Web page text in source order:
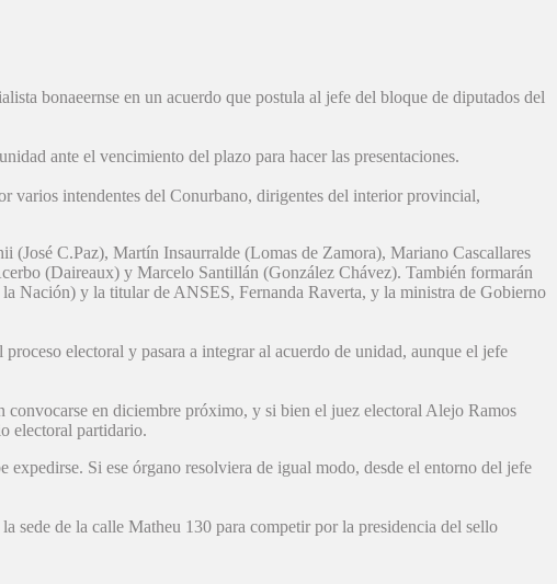
bonaeernse en un acuerdo que postula al jefe del bloque de diputados del
ante el vencimiento del plazo para hacer las presentaciones.
varios intendentes del Conurbano, dirigentes del interior provincial,
(José C.Paz), Martín Insaurralde (Lomas de Zamora), Mariano Cascallares
(Daireaux) y Marcelo Santillán (González Chávez). También formarán
Nación) y la titular de ANSES, Fernanda Raverta, y la ministra de Gobierno
electoral y pasara a integrar al acuerdo de unidad, aunque el jefe
convocarse en diciembre próximo, y si bien el juez electoral Alejo Ramos
electoral partidario.
Si ese órgano resolviera de igual modo, desde el entorno del jefe
sede de la calle Matheu 130 para competir por la presidencia del sello